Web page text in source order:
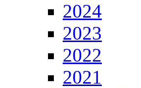
2024
2023
2022
2021